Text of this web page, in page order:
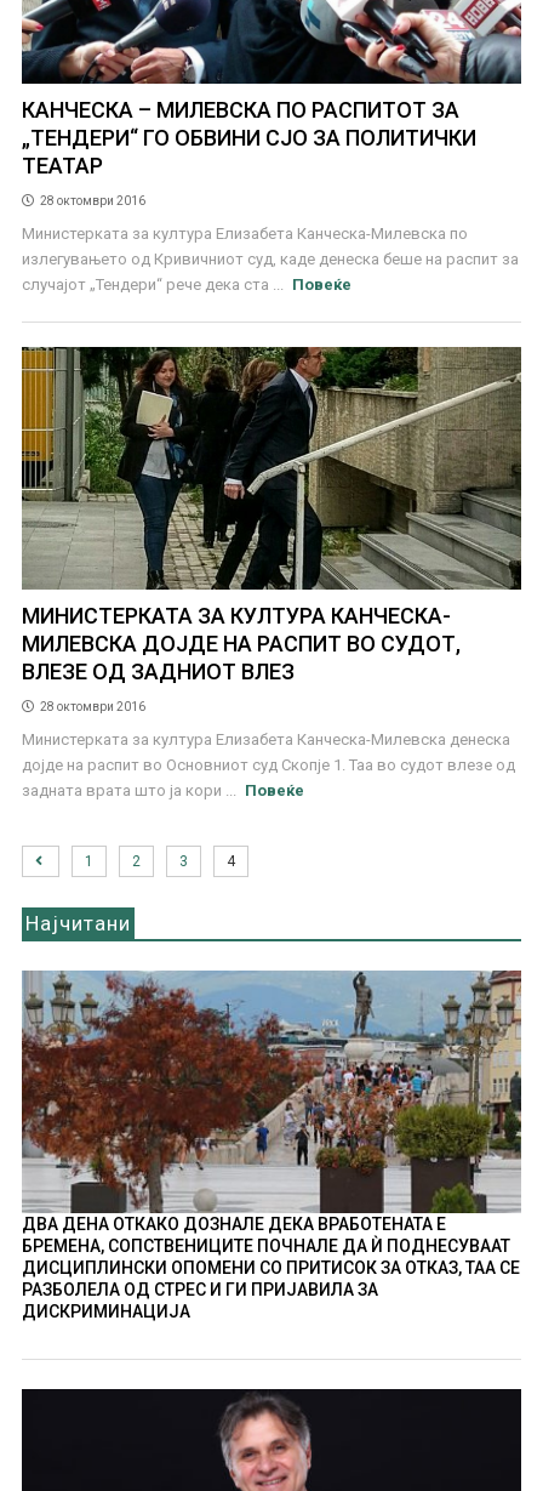
КАНЧЕСКА – МИЛЕВСКА ПО РАСПИТОТ ЗА
„ТЕНДЕРИ“ ГО ОБВИНИ СЈО ЗА ПОЛИТИЧКИ
ТЕАТАР
28 октомври 2016
Министерката за култура Елизабета Канческа-Милевска по
излегувањето од Кривичниот суд, каде денеска беше на распит за
случајот „Тендери“ рече дека ста ...
Повеќе
МИНИСТЕРКАТА ЗА КУЛТУРА КАНЧЕСКА-
МИЛЕВСКА ДОЈДЕ НА РАСПИТ ВО СУДОТ,
ВЛЕЗЕ ОД ЗАДНИОТ ВЛЕЗ
28 октомври 2016
Министерката за култура Елизабета Канческа-Милевска денеска
дојде на распит во Основниот суд Скопје 1. Таа во судот влезе од
задната врата што ја кори ...
Повеќе
1 2 3 4
Најчитани
ДВА ДЕНА ОТКАКО ДОЗНАЛЕ ДЕКА ВРАБОТЕНАТА Е
БРЕМЕНА, СОПСТВЕНИЦИТЕ ПОЧНАЛЕ ДА Ѝ ПОДНЕСУВААТ
ДИСЦИПЛИНСКИ ОПОМЕНИ СО ПРИТИСОК ЗА ОТКАЗ, ТАА СЕ
РАЗБОЛЕЛА ОД СТРЕС И ГИ ПРИЈАВИЛА ЗА
ДИСКРИМИНАЦИЈА